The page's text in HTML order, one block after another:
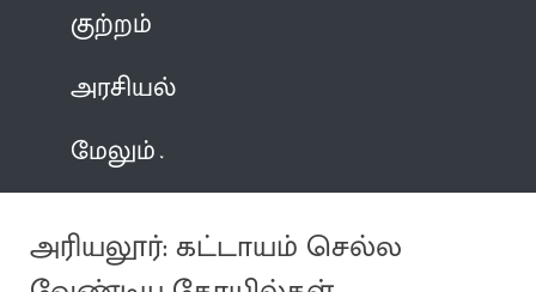
குற்றம்
அரசியல்
மேலும்
அரியலூர்: கட்டாயம் செல்ல